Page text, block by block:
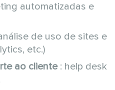
automatizadas e
de uso de sites e
etc.)
ao cliente: help desk